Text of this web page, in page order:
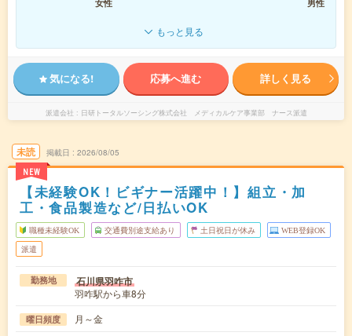
女性
男性
もっと見る
気になる! 応募へ進む 詳しく見る
派遣会社 日研トータルソーシング株式会社 メディカルケア事業部 ナース派遣
未読
NEW
掲載日 2026/08/05
【未経験OK！ビギナー活躍中！】組立・加
工・食品製造など/日払いOK
職種未経験OK 交通費別途支給あり 土日祝日が休み WEB登録OK
派遣
勤務地 石川県羽咋市
羽咋駅から車8分
曜日頻度 月～金